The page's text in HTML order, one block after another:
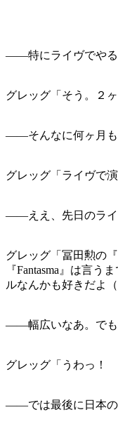
——特にライヴでやる
グレッグ「そう。２
——そんなに何ヶ月も
グレッグ「ライヴで
——ええ、先日のライ
グレッグ「冨田勲の
『Fantasma』は言
ルなんかも好きだよ（
——幅広いなあ。でも
グレッグ「うわっ！
——では最後に日本の